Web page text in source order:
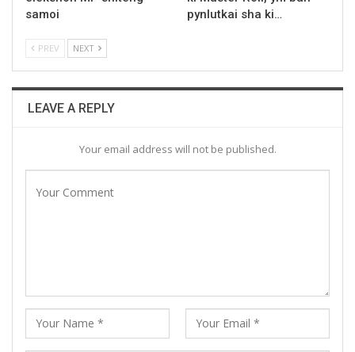
samoi
pynlutkai sha ki…
PREV NEXT
LEAVE A REPLY
Your email address will not be published.